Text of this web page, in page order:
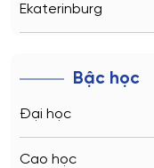
Ekaterinburg
Bậc học
Đại học
Cao học